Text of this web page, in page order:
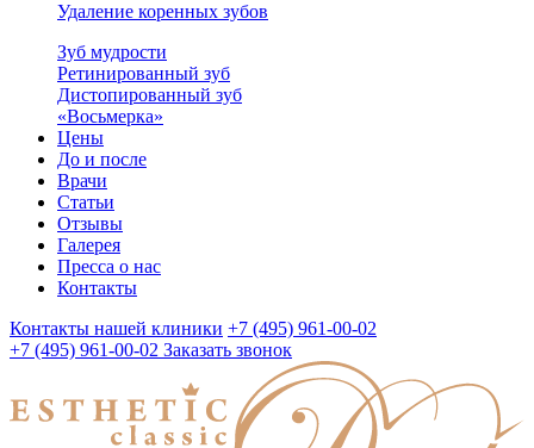
Удаление коренных зубов
Зуб мудрости
Ретинированный зуб
Дистопированный зуб
«Восьмерка»
Цены
До и после
Врачи
Статьи
Отзывы
Галерея
Пресса о нас
Контакты
Контакты нашей клиники +7 (495) 961-00-02
+7 (495) 961-00-02 Заказать звонок